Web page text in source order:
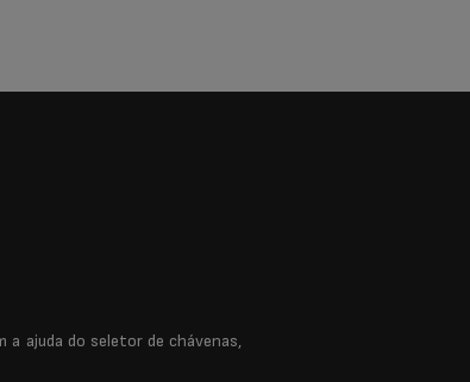
a ajuda do seletor de chávenas,